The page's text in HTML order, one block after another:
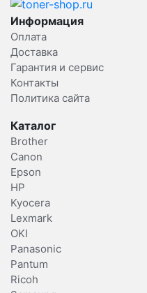
Информация
Оплата
Доставка
Гарантия и сервис
Контакты
Политика сайта
Каталог
Brother
Canon
Epson
HP
Kyocera
Lexmark
OKI
Panasonic
Pantum
Ricoh